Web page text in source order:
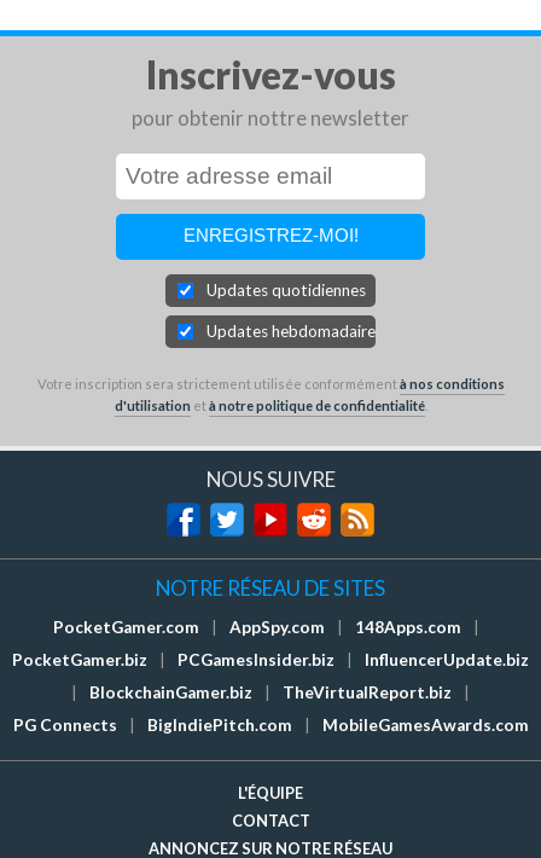
Inscrivez-vous
pour obtenir nottre newsletter
Updates quotidiennes
Updates hebdomadaires
Votre inscription sera strictement utilisée conformémentà nos conditions
d'utilisation età notre politique de confidentialité.
NOUS SUIVRE
NOTRE RÉSEAU DE SITES
PocketGamer.com AppSpy.com 148Apps.com
PocketGamer.biz
PCGamesInsider.biz
InfluencerUpdate.biz
BlockchainGamer.biz TheVirtualReport.biz
PG Connects
BigIndiePitch.com MobileGamesAwards.com
L'ÉQUIPE
CONTACT
ANNONCEZ SUR NOTRE RÉSEAU